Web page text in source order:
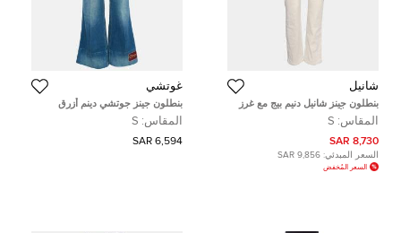
شانيل
بنطلون جينز شانيل دنيم بيج مع غرز
متعددة الألوان مقاس 34 فرنسا
المقاس: S
8,730 SAR
السعر المبدئي: 9,856 SAR
السعر المُخفض
غوتشي
بنطلون جينز جوتشي دينم أزرق
مغسول بشعار رقعة واسع الساق
مقاس صغير - S خصر 26 بوصة
المقاس: S
6,594 SAR